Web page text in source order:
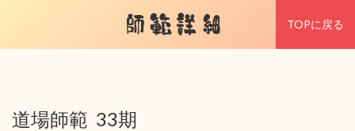
師範詳細 TOPに戻る
道場師範 33期